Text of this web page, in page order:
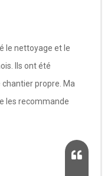
le nettoyage et le
Ils ont été
propre. Ma
les recommande